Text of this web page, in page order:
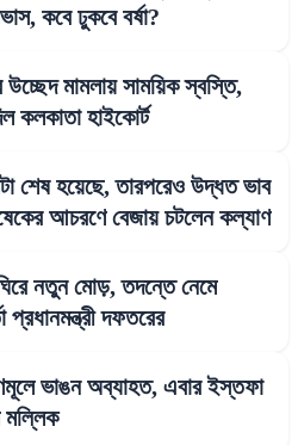
কবে ঢুকবে বর্ষা?
উচ্ছেদ মামলায় সাময়িক স্বস্তি,
কলকাতা হাইকোর্ট
শেষ হয়েছে, তারপরেও উদ্ধত ভাব
আচরণে বেজায় চটলেন কল্যাণ
নতুন মোড়, তদন্তে নেমে
প্রধানমন্ত্রী দফতরের
ভাঙন অব্যাহত, এবার ইস্তফা
মল্লিক